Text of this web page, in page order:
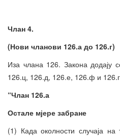
Члан 4.
(Нови чланови 126.а до 126.г)
Иза члана 126. Закона додају
126.ц, 126.д, 126.е, 126.ф и 126.г
“Члан 126.а
Остале мјере забране
(1) Када околности случаја